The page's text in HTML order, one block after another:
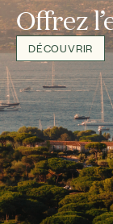
Offrez
DÉCOUVRIR